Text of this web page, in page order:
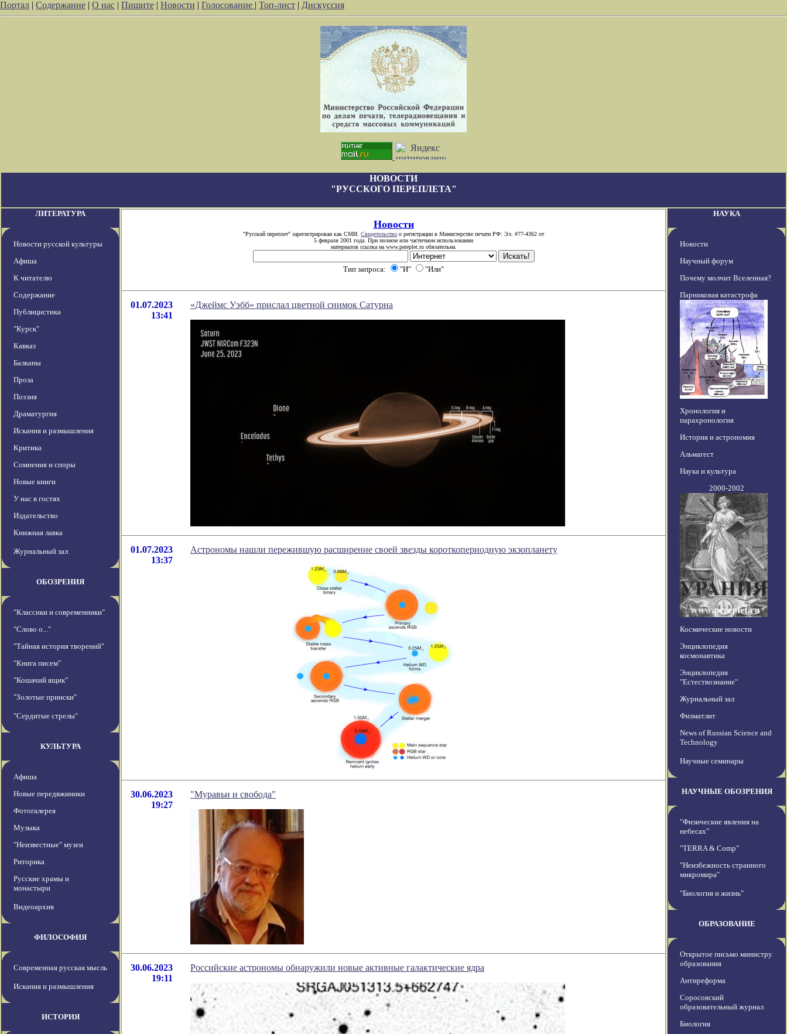
Портал | Содержание | О нас | Пишите | Новости | Голосование | Топ-лист | Дискуссия
НОВОСТИ
"РУССКОГО ПЕРЕПЛЕТА"
ЛИТЕРАТУРА
Новости русской культуры
Афиша
К читателю
Содержание
Публицистика
"Курск"
Кавказ
Балканы
Проза
Поэзия
Драматургия
Искания и размышления
Критика
Сомнения и споры
Новые книги
У нас в гостях
Издательство
Книжная лавка
Журнальный зал
ОБОЗРЕНИЯ
"Классики и современники"
"Слово о..."
"Тайная история творений"
"Книга писем"
"Кошачий ящик"
"Золотые прииски"
"Сердитые стрелы"
КУЛЬТУРА
Афиша
Новые передвжиники
Фотогалерея
Музыка
"Неизвестные" музеи
Риторика
Русские храмы и
монастыри
Видеоархив
ФИЛОСОФИЯ
Современная русская мысль
Искания и размышления
ИСТОРИЯ
Новости
"Русский переплет" зарегистрирован как СМИ. Свидетельство о регистрации в Министерстве печати РФ: Эл. #77-4362 от
5 февраля 2001 года. При полном или частичном использовании
материалов ссылка на www.pereplet.ru обязательна.
Тип запроса: "И" "Или"
01.07.2023
13:41
«Джеймс Уэбб» прислал цветной снимок Сатурна
01.07.2023
13:37
Астрономы нашли пережившую расширение своей звезды короткопериодную экзопланету
30.06.2023
19:27
"Муравьи и свобода"
30.06.2023
19:11
Российские астрономы обнаружили новые активные галактические ядра
НАУКА
Новости
Научный форум
Почему молчит Вселенная?
Парниковая катастрофа
Хронология и
парахронология
История и астрономия
Альмагест
Наука и культура
2000-2002
Космические новости
Энциклопедия
космонавтика
Энциклопедия
"Естествознание"
Журнальный зал
Физматлит
News of Russian Science and
Technology
Научные семинары
НАУЧНЫЕ ОБОЗРЕНИЯ
"Физические явления на
небесах"
"TERRA & Comp"
"Неизбежность странного
микромира"
"Биология и жизнь"
ОБРАЗОВАНИЕ
Открытое письмо министру
образования
Антиреформа
Соросовский
образовательный журнал
Биология